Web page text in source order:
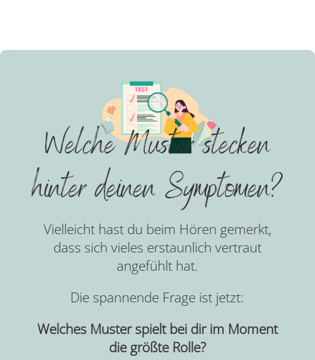
Welche Muster stecken
hinter deinen Symptomen?
Vielleicht hast du beim Hören gemerkt,
dass sich vieles erstaunlich vertraut
angefühlt hat.
Die spannende Frage ist jetzt:
Welches Muster spielt bei dir im Moment
die größte Rolle?